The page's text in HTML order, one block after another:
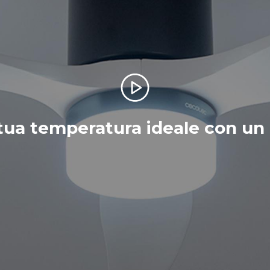
temperatura ideale con un